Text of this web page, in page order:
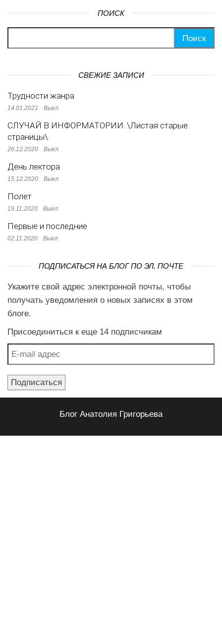
ПОИСК
СВЕЖИЕ ЗАПИСИ
Трудности жанра
14.01.2021 Выкл.
СЛУЧАЙ В ИНФОРМАТОРИИ. \Листая старые
страницы\.
26.12.2020 Выкл.
День лектора
15.12.2020 Выкл.
Полет
19.11.2020 Выкл.
Первые и последние
02.11.2020 Выкл.
ПОДПИСАТЬСЯ НА БЛОГ ПО ЭЛ. ПОЧТЕ
Укажите свой адрес электронной почты, чтобы
получать уведомления о новых записях в этом
блоге.
Присоединиться к еще 14 подписчикам
E-mail адрес
Подписаться
Блог Анатолия Григорьева